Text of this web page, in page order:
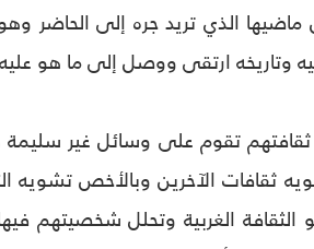
الذي تريد جره إلى الحاضر
وتاريخه ارتقى ووصل إلى ما هو عليه
ثقافتهم تقوم على وسائل غير
ثقافات الآخرين وبالأخص
الغربية وتحلل شخصيتهم